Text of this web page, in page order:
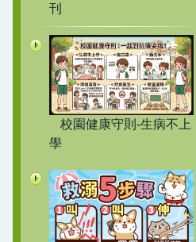
刊
校園健康守則-生病不上
學